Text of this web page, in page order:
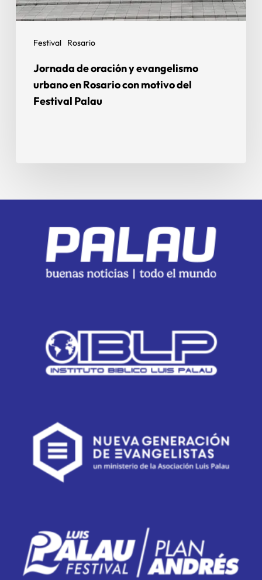
Festival Rosario
Jornada de oración y evangelismo
urbano en Rosario con motivo del
Festival Palau